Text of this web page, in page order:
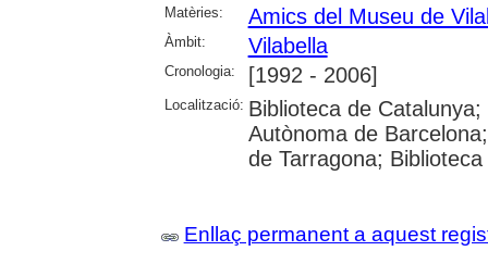
Matèries: Amics del Museu de
Àmbit: Vilabella
Cronologia: [1992 - 2006]
Localització: Biblioteca de
Autònoma de
de Tarragona;
Enllaç permanent a aquest